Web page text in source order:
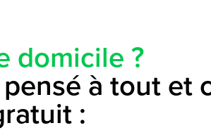
domicile ?
à tout et
: